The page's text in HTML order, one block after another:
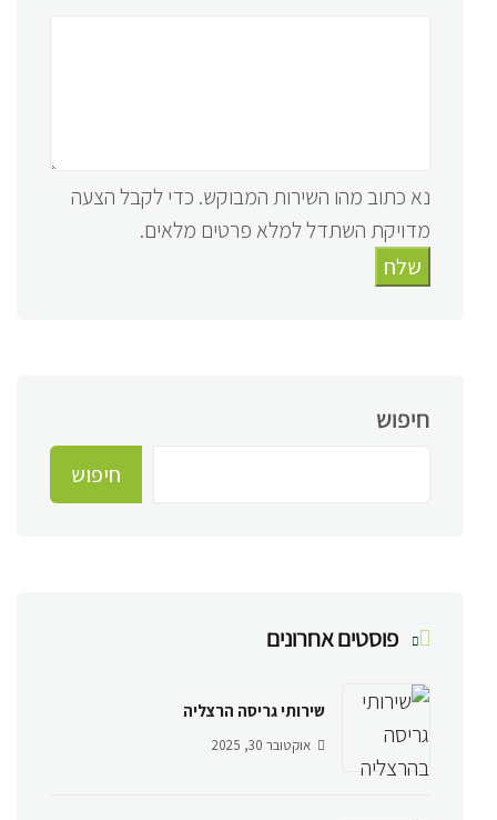
נא כתוב מהו השירות המבוקש. כדי לקבל הצעה
מדויקת השתדל למלא פרטים מלאים.
שלח
חיפוש
חיפוש
פוסטים אחרונים
שירותי גריסה הרצליה
אוקטובר 30, 2025